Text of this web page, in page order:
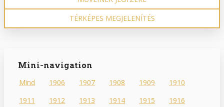
TÉRKÉPES MEGJELENÍTÉS
Mini-navigation
Mind 1906 1907 1908 1909
1910
1911
1912 1913 1914 1915
1916